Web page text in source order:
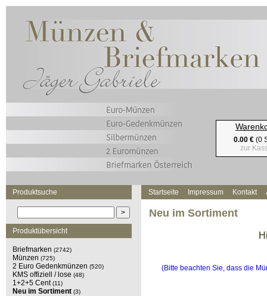
0.00 € (0
zur
Produktsuche
Produktübersicht
Briefmarken (2742)
Münzen (725)
2 Euro Gedenkmünzen (520)
KMS offiziell / lose (48)
1+2+5 Cent (11)
Neu im Sortiment (3)
Startseite Impressum Kontakt
Neu im Sortiment
(Bitte beachten Sie, dass die